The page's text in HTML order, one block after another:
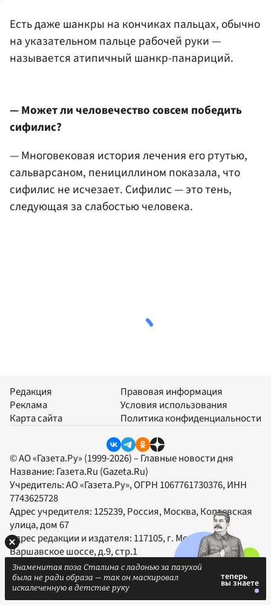
Есть даже шанкры на кончиках пальцах, обычно
на указательном пальце рабочей руки —
называется атипичный шанкр-панариций.
— Может ли человечество совсем победить
сифилис?
— Многовековая история лечения его ртутью,
сальварсаном, пенициллином показала, что
сифилис не исчезает. Сифилис — это тень,
следующая за слабостью человека.
Редакция
Реклама
Карта сайта
Правовая информация
Условия использования
Политика конфиденциальности
© АО «Газета.Ру» (1999-2026) – Главные новости дня
Название: Газета.Ru (Gazeta.Ru)
Учредитель:АО «Газета.Ру», ОГРН 1067761730376, ИНН
7743625728
Адрес учредителя: 125239, Россия, Москва, Коптевская
улица, дом 67
Адрес редакции и издателя: 117105, г. Москва,
Варшавское шоссе, д.9, стр.1
Телефон редакции:+7 (495) 785-00-12
Факс:+7 (495) 785-17-01
Электронная почта:gazeta@gazeta.ru
Знаменитая поза Сталина с ладонью за пазухой
была не ради образа — так он маскировал
искалеченную в детстве руку